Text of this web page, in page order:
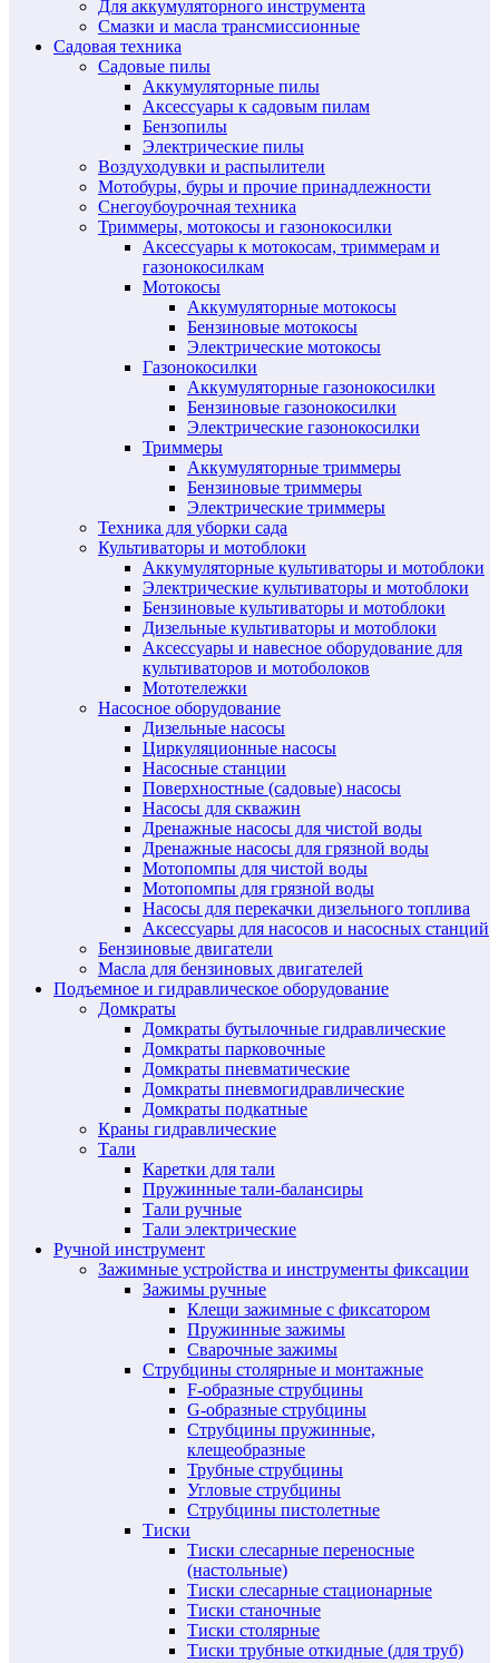
Для аккумуляторного инструмента
Смазки и масла трансмиссионные
Садовая техника
Садовые пилы
Аккумуляторные пилы
Аксессуары к садовым пилам
Бензопилы
Электрические пилы
Воздуходувки и распылители
Мотобуры, буры и прочие принадлежности
Снегоубоурочная техника
Триммеры, мотокосы и газонокосилки
Аксессуары к мотокосам, триммерам и
газонокосилкам
Мотокосы
Аккумуляторные мотокосы
Бензиновые мотокосы
Электрические мотокосы
Газонокосилки
Аккумуляторные газонокосилки
Бензиновые газонокосилки
Электрические газонокосилки
Триммеры
Аккумуляторные триммеры
Бензиновые триммеры
Электрические триммеры
Техника для уборки сада
Культиваторы и мотоблоки
Аккумуляторные культиваторы и мотоблоки
Электрические культиваторы и мотоблоки
Бензиновые культиваторы и мотоблоки
Дизельные культиваторы и мотоблоки
Аксессуары и навесное оборудование для
культиваторов и мотоболоков
Мототележки
Насосное оборудование
Дизельные насосы
Циркуляционные насосы
Насосные станции
Поверхностные (садовые) насосы
Насосы для скважин
Дренажные насосы для чистой воды
Дренажные насосы для грязной воды
Мотопомпы для чистой воды
Мотопомпы для грязной воды
Насосы для перекачки дизельного топлива
Аксессуары для насосов и насосных станций
Бензиновые двигатели
Масла для бензиновых двигателей
Подъемное и гидравлическое оборудование
Домкраты
Домкраты бутылочные гидравлические
Домкраты парковочные
Домкраты пневматические
Домкраты пневмогидравлические
Домкраты подкатные
Краны гидравлические
Тали
Каретки для тали
Пружинные тали-балансиры
Тали ручные
Тали электрические
Ручной инструмент
Зажимные устройства и инструменты фиксации
Зажимы ручные
Клещи зажимные с фиксатором
Пружинные зажимы
Сварочные зажимы
Струбцины столярные и монтажные
F-образные струбцины
G-образные струбцины
Струбцины пружинные,
клещеобразные
Трубные струбцины
Угловые струбцины
Струбцины пистолетные
Тиски
Тиски слесарные переносные
(настольные)
Тиски слесарные стационарные
Тиски станочные
Тиски столярные
Тиски трубные откидные (для труб)